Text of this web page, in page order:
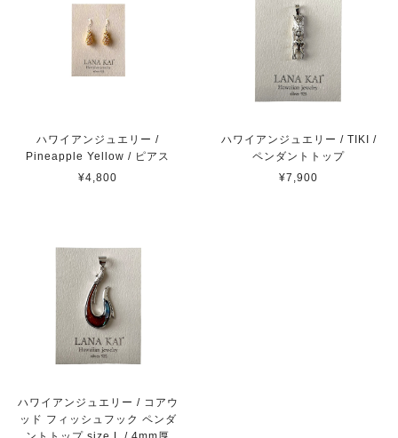
ハワイアンジュエリー /
Pineapple Yellow / ピアス
¥4,800
ハワイアンジュエリー / TIKI /
ペンダントトップ
¥7,900
ハワイアンジュエリー / コアウ
ッド フィッシュフック ペンダ